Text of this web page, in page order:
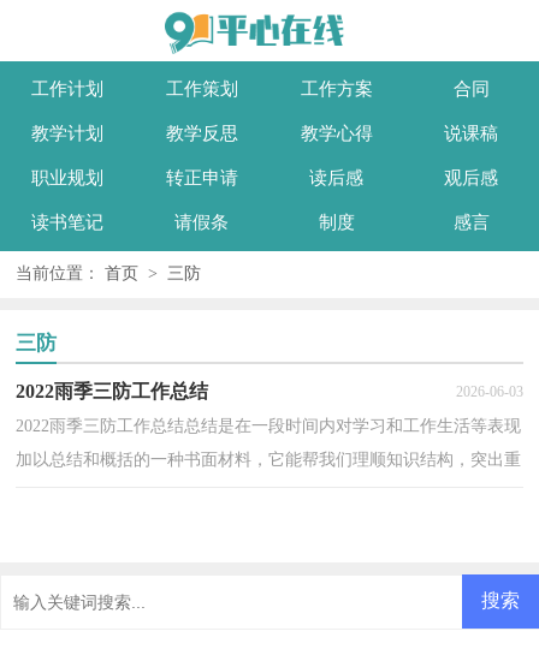
工作计划 工作策划 工作方案 合同
教学计划 教学反思 教学心得 说课稿
职业规划 转正申请 读后感 观后感
读书笔记 请假条 制度 感言
当前位置： 首页 > 三防
三防
2022雨季三防工作总结 2026-06-03
2022雨季三防工作总结总结是在一段时间内对学习和工作生活等表现
加以总结和概括的一种书面材料，它能帮我们理顺知识结构，突出重